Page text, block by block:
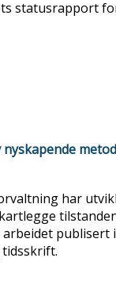
statusrapport
har
publisert